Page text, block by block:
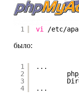
1 vi /etc/
было:
1
2
3
4
...
...